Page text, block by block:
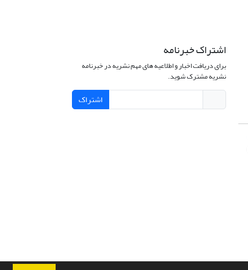
اشتراک خبرنامه
برای دریافت اخبار و اطلاعیه های مهم نشریه در خبرنامه
نشریه مشترک شوید.
اشتراک